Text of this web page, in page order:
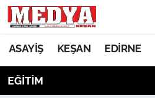
ASAYİŞ KEŞAN EDİRNE
EĞİTİM
KEŞAN
E-GAZETE